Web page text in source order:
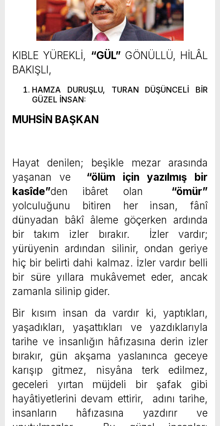
KIBLE YÜREKLİ, “GÜL” GÖNÜLLÜ, HİLÂL
BAKIŞLI,
HAMZA DURUŞLU, TURAN DÜŞÜNCELİ BİR
GÜZEL İNSAN:
MUHSİN BAŞKAN
Hayat denilen; beşikle mezar arasında
yaşanan ve “ölüm için yazılmış bir
kasîde”den ibâret olan “ömür”
yolculuğunu bitiren her insan, fânî
dünyadan bâkî âleme göçerken ardında
bir takım izler bırakır. İzler vardır;
yürüyenin ardından silinir, ondan geriye
hiç bir belirti dahi kalmaz. İzler vardır belli
bir süre yıllara mukâvemet eder, ancak
zamanla silinip gider.
Bir kısım insan da vardır ki, yaptıkları,
yaşadıkları, yaşattıkları ve yazdıklarıyla
tarihe ve insanlığın hâfızasına derin izler
bırakır, gün akşama yaslanınca geceye
karışıp gitmez, nisyâna terk edilmez,
geceleri yırtan müjdeli bir şafak gibi
hayâtiyetlerini devam ettirir, adını tarihe,
insanların hâfızasına yazdırır ve